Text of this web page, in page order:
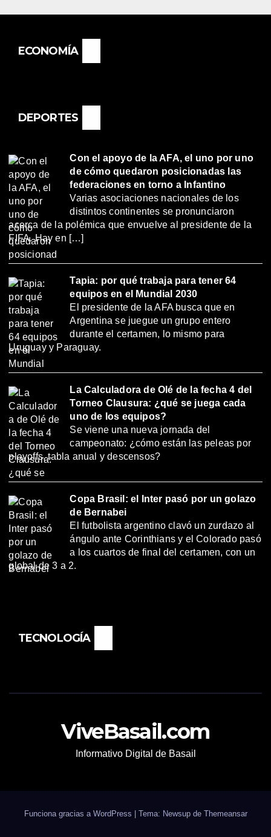
ECONOMÍA
DEPORTES
Con el apoyo de la AFA, el uno por uno
de cómo quedaron posicionadas las
federaciones en torno a Infantino
Varias asociaciones nacionales de los
distintos continentes se pronunciaron
acerca de la polémica que envuelve al presidente de la
FIFA. Hay en […]
Tapia: por qué trabaja para tener 64
equipos en el Mundial 2030
El presidente de la AFA busca que en
Argentina se juegue un grupo entero
durante el certamen, lo mismo para
Uruguay y Paraguay.
La Calculadora de Olé de la fecha 4 del
Torneo Clausura: ¿qué se juega cada
uno de los equipos?
Se viene una nueva jornada del
campeonato: ¿cómo están las peleas por
playoffs, tabla anual y descensos?
Copa Brasil: el Inter pasó por un golazo
de Bernabei
El futbolista argentino clavó un zurdazo al
ángulo ante Corinthians y el Colorado pasó
a los cuartos de final del certamen, con un
global de 3 a 2.
TECNOLOGÍA
ViveBasail.com
Informativo Digital de Basail
Funciona gracias a WordPress | Tema: Newsup de Themeansar